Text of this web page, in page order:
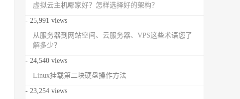
虚拟云主机哪家好？怎样选择好的架构？
- 25,991 views
从服务器到网站空间、云服务器、VPS这些术语您了
解多少？
- 24,540 views
Linux挂载第二块硬盘操作方法
- 23,254 views